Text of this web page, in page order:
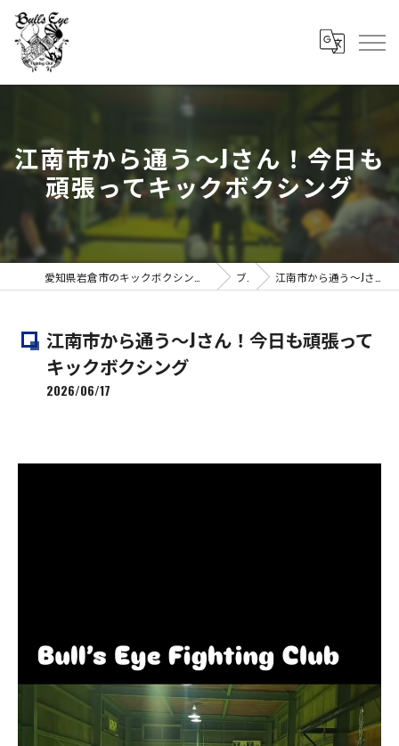
江南市から通う〜Jさん！今日も
頑張ってキックボクシング
ブログ 江南市から通う〜Jさん！今日も頑張ってキックボクシング
江南市から通う〜Jさん！今日も頑張って
キックボクシング
2026/06/17